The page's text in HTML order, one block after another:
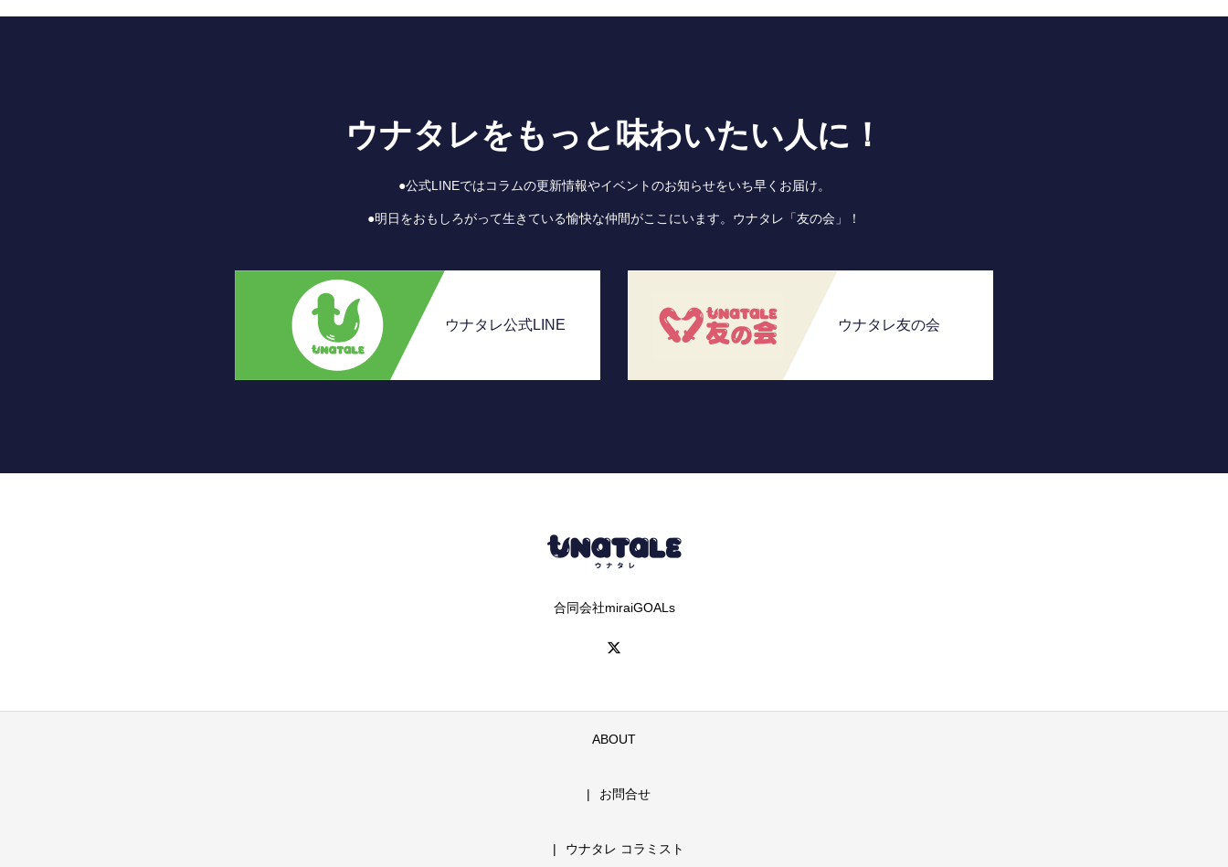
ウナタレをもっと味わいたい人に！
●公式LINEではコラムの更新情報やイベントのお知らせをいち早くお届け。
●明日をおもしろがって生きている愉快な仲間がここにいます。ウナタレ「友の会」！
ウナタレ公式LINE ウナタレ友の会
合同会社miraiGOALs
ABOUT
お問合せ
ウナタレ コラミスト